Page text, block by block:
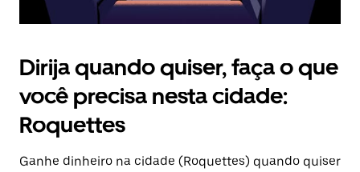
Dirija quando quiser, faça o que
você precisa nesta cidade:
Roquettes
Ganhe dinheiro na cidade (Roquettes) quando quiser